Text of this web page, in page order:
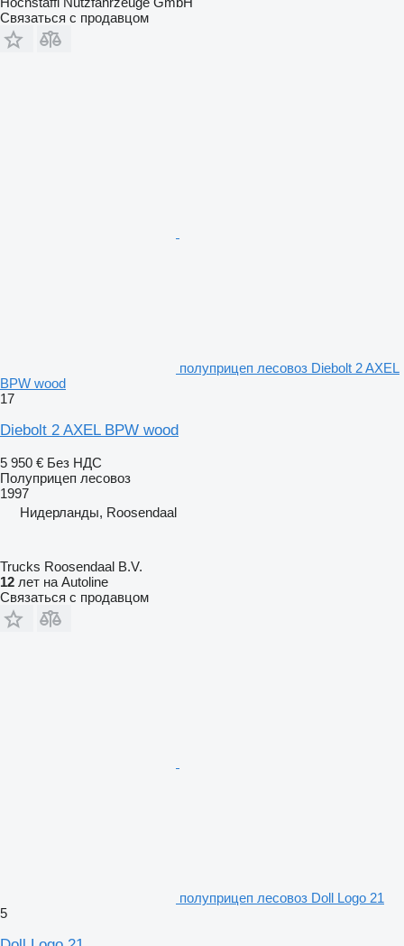
Связаться с продавцом
полуприцеп лесовоз Diebolt 2 AXEL
BPW wood
17
Diebolt 2 AXEL BPW wood
5 950 € Без НДС
Полуприцеп лесовоз
1997
Нидерланды, Roosendaal
Trucks Roosendaal B.V.
12 лет на Autoline
Связаться с продавцом
полуприцеп лесовоз Doll Logo 21
5